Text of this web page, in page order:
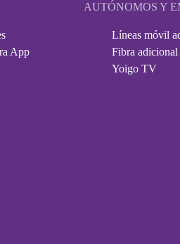
App
AUTÓNOMOS Y
Líneas móvil
Fibra adicional
Yoigo TV